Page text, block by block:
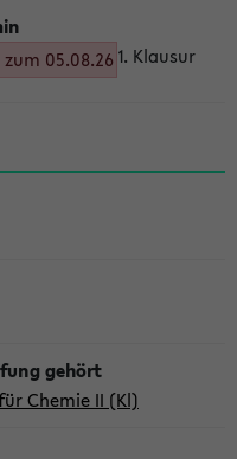
05.08.26 1. Klausur
Chemie II (Kl)